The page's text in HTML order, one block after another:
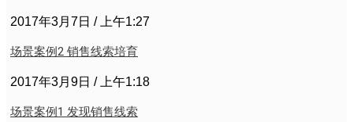
2017年3月7日 上午1:27
场景案例2 销售线索培育
2017年3月9日 上午1:18
场景案例1 发现销售线索